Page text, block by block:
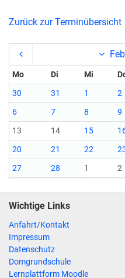
Zurück zur Terminübersicht
Mo Di Mi
30
31 1 2
6
7 8 9
13
14 15
20
21 22
27
28 1 2
Wichtige Links
Anfahrt/Kontakt
Impressum
Datenschutz
Domgrundschule
Lernplattform Moodle